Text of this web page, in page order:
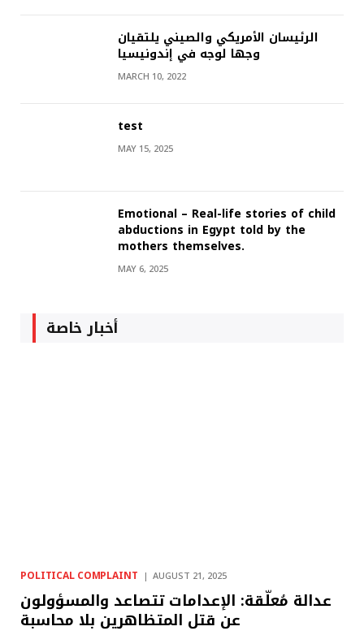
الرئيسان الأمريكي والصيني يلتقيان
وجها لوجه في إندونيسيا
MARCH 10, 2022
test
MAY 15, 2025
Emotional – Real-life stories of child
abductions in Egypt told by the
mothers themselves.
MAY 6, 2025
أخبار خاصة
POLITICAL COMPLAINT AUGUST 21, 2025
عدالة مُعلّقة: الإعدامات تتصاعد والمسؤولون
عن قتل المتظاهرين بلا محاسبة